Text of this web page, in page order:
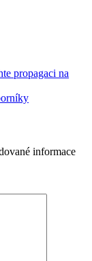
propagaci na
informace